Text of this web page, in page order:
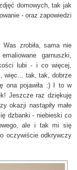
domowych, tak jak
- oraz zapowiedzi
zrobiła, sama nie
garnuszki,
lubi - i co więcej,
więc... tak, tak, dobrze
ona pojawiła :) I to w
Jeszcze raz dziękuję
okazji nastąpiły małe
dzbanki - niebieski co
ale i tak mi się
oczywiście odkrywczy